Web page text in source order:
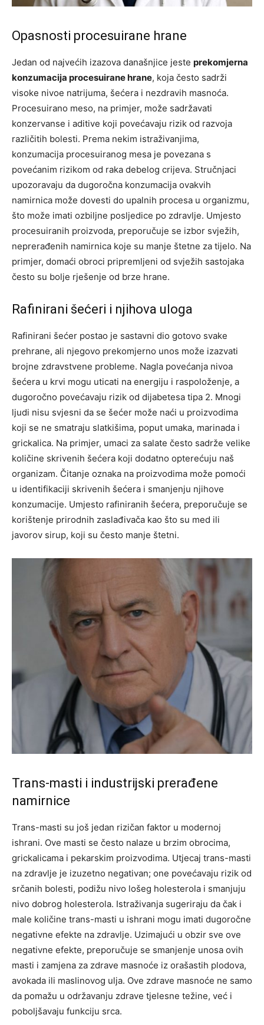
Opasnosti procesuirane hrane
Jedan od najvećih izazova današnjice jeste prekomjerna
konzumacija procesuirane hrane, koja često sadrži
visoke nivoe natrijuma, šećera i nezdravih masnoća.
Procesuirano meso, na primjer, može sadržavati
konzervanse i aditive koji povećavaju rizik od razvoja
različitih bolesti. Prema nekim istraživanjima,
konzumacija procesuiranog mesa je povezana s
povećanim rizikom od raka debelog crijeva. Stručnjaci
upozoravaju da dugoročna konzumacija ovakvih
namirnica može dovesti do upalnih procesa u organizmu,
što može imati ozbiljne posljedice po zdravlje. Umjesto
procesuiranih proizvoda, preporučuje se izbor svježih,
neprerađenih namirnica koje su manje štetne za tijelo. Na
primjer, domaći obroci pripremljeni od svježih sastojaka
često su bolje rješenje od brze hrane.
Rafinirani šećeri i njihova uloga
Rafinirani šećer postao je sastavni dio gotovo svake
prehrane, ali njegovo prekomjerno unos može izazvati
brojne zdravstvene probleme. Nagla povećanja nivoa
šećera u krvi mogu uticati na energiju i raspoloženje, a
dugoročno povećavaju rizik od dijabetesa tipa 2. Mnogi
ljudi nisu svjesni da se šećer može naći u proizvodima
koji se ne smatraju slatkišima, poput umaka, marinada i
grickalica. Na primjer, umaci za salate često sadrže velike
količine skrivenih šećera koji dodatno opterećuju naš
organizam. Čitanje oznaka na proizvodima može pomoći
u identifikaciji skrivenih šećera i smanjenju njihove
konzumacije. Umjesto rafiniranih šećera, preporučuje se
korištenje prirodnih zaslađivača kao što su med ili
javorov sirup, koji su često manje štetni.
Trans-masti i industrijski prerađene
namirnice
Trans-masti su još jedan rizičan faktor u modernoj
ishrani. Ove masti se često nalaze u brzim obrocima,
grickalicama i pekarskim proizvodima. Utjecaj trans-masti
na zdravlje je izuzetno negativan; one povećavaju rizik od
srčanih bolesti, podižu nivo lošeg holesterola i smanjuju
nivo dobrog holesterola. Istraživanja sugeriraju da čak i
male količine trans-masti u ishrani mogu imati dugoročne
negativne efekte na zdravlje. Uzimajući u obzir sve ove
negativne efekte, preporučuje se smanjenje unosa ovih
masti i zamjena za zdrave masnoće iz orašastih plodova,
avokada ili maslinovog ulja. Ove zdrave masnoće ne samo
da pomažu u održavanju zdrave tjelesne težine, već i
poboljšavaju funkciju srca.